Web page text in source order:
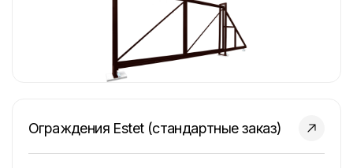
Ограждения Estet (стандартные заказ)